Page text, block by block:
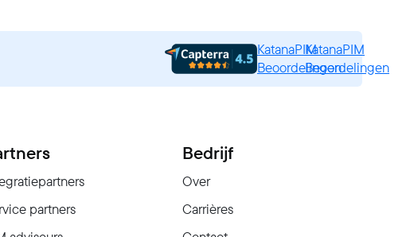
KatanaPIM
Beoordelingen
KatanaPIM
Beoordelingen
partners
Bedrijf
Over
Carrières